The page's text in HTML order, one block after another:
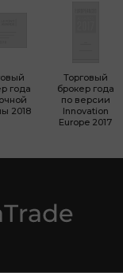
года
2018
Торговый
брокер года
по версии
Innovation
Europe 2017